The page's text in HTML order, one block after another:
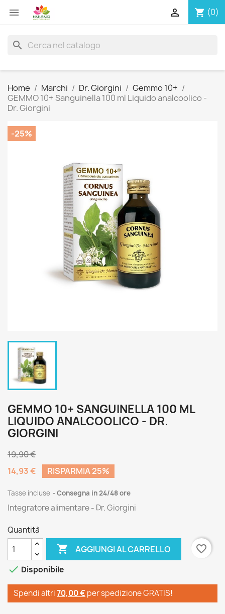
 shopping_cart (0)

search
Home Marchi Dr. Giorgini
Gemmo 10+
GEMMO 10+ Sanguinella 100 ml Liquido analcoolico -
Dr. Giorgini
-25%
GEMMO 10+ SANGUINELLA 100 ML
LIQUIDO ANALCOOLICO - DR.
GIORGINI
19,90 €
14,93 €
RISPARMIA 25%
Tasse incluse Consegna in 24/48 ore
Integratore alimentare - Dr. Giorgini
Quantità
 AGGIUNGI AL CARRELLO
favorite_border
 Disponibile
Spendi altri70,00 € per spedizione GRATIS!